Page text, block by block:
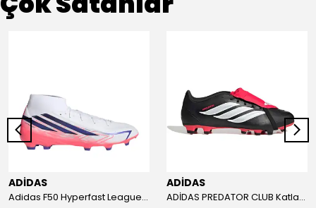
ADİDAS
Adidas F50 Hyperfast League Mid Erkek Krampon (IH7090)
ADİDAS
ADİDAS PREDATOR CLUB Katlanır Dilli Çim Saha/Çoklu Zemin Kramponu JR3330